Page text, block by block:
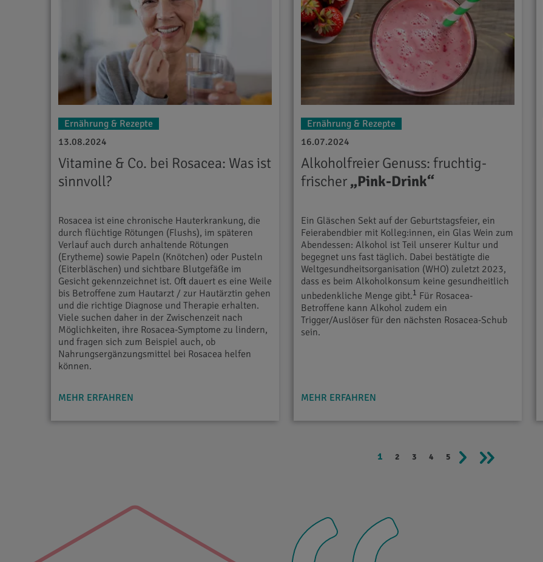
Ernährung & Rezepte
13.08.2024
Vitamine & Co. bei Rosacea: Was ist
sinnvoll?
Rosacea ist eine chronische Hauterkrankung, die
durch flüchtige Rötungen (Flushs), im späteren
Verlauf auch durch anhaltende Rötungen
(Erytheme) sowie Papeln (Knötchen) oder Pusteln
(Eiterbläschen) und sichtbare Blutgefäße im
Gesicht gekennzeichnet ist. Oft dauert es eine Weile
bis Betroffene zum Hautarzt / zur Hautärztin gehen
und die richtige Diagnose und Therapie erhalten.
Viele suchen daher in der Zwischenzeit nach
Möglichkeiten, ihre Rosacea-Symptome zu lindern,
und fragen sich zum Beispiel auch, ob
Nahrungsergänzungsmittel bei Rosacea helfen
können.
MEHR ERFAHREN
Ernährung & Rezepte
16.07.2024
Alkoholfreier Genuss: fruchtig-
frischer „Pink-Drink“
Ein Gläschen Sekt auf der Geburtstagsfeier, ein
Feierabendbier mit Kolleg:innen, ein Glas Wein zum
Abendessen: Alkohol ist Teil unserer Kultur und
begegnet uns fast täglich. Dabei bestätigte die
Weltgesundheitsorganisation (WHO) zuletzt 2023,
dass es beim Alkoholkonsum keine gesundheitlich
unbedenkliche Menge gibt.1 Für Rosacea-
Betroffene kann Alkohol zudem ein
Trigger/Auslöser für den nächsten Rosacea-Schub
sein.
MEHR ERFAHREN
Previous
1 2 3 4 5 Next